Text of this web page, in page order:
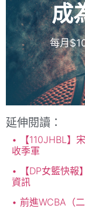
成
每月
延伸閱讀：
【110JHBL】
收季軍
【DP女籃快
資訊
前進WCBA（